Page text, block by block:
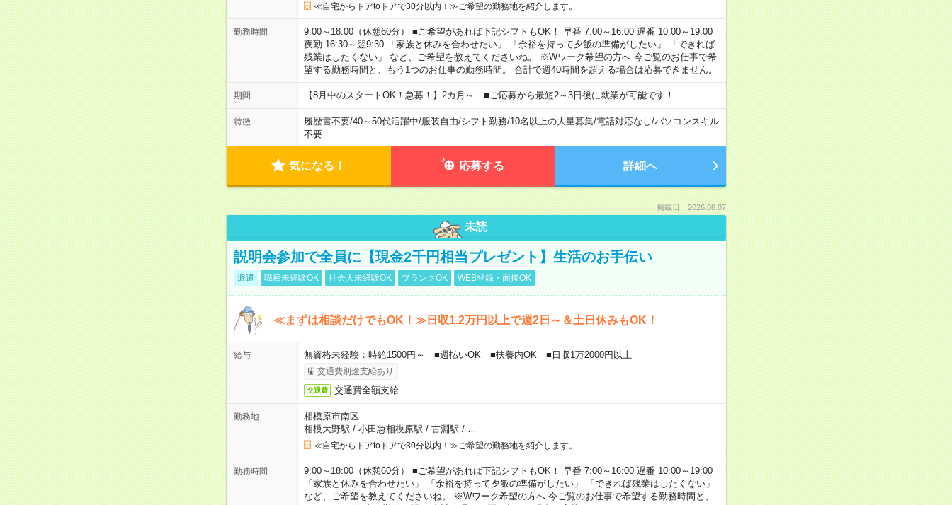
≪自宅からドアtoドアで30分以内！≫ご希望の勤務地を紹介します。
勤務時間
9:00～18:00（休憩60分） ■ご希望があれば下記シフトもOK！ 早番 7:00～16:00 遅番 10:00～19:00
夜勤 16:30～翌9:30 「家族と休みを合わせたい」 「余裕を持って夕飯の準備がしたい」 「できれば
残業はしたくない」 など、ご希望を教えてくださいね。 ※Wワーク希望の方へ 今ご覧のお仕事で希
望する勤務時間と、もう1つのお仕事の勤務時間。 合計で週40時間を超える場合は応募できません。
期間 【8月中のスタートOK！急募！】2カ月～ ■ご応募から最短2～3日後に就業が可能です！
特徴 履歴書不要/40～50代活躍中/服装自由/シフト勤務/10名以上の大量募集/電話対応なし/パソコンスキル
不要
気になる！ 応募する 詳細へ
掲載日：2026.08.07
未読
説明会参加で全員に【現金2千円相当プレゼント】生活のお手伝い
派遣 職種未経験OK 社会人未経験OK ブランクOK WEB登録・面接OK
≪まずは相談だけでもOK！≫日収1.2万円以上で週2日～＆土日休みもOK！
給与 無資格未経験：時給1500円～ ■週払いOK ■扶養内OK ■日収1万2000円以上
交通費別途支給あり
交通費 交通費全額支給
勤務地
相模原市南区
相模大野駅 / 小田急相模原駅 / 古淵駅 /
≪自宅からドアtoドアで30分以内！≫ご希望の勤務地を紹介します。
勤務時間
9:00～18:00（休憩60分） ■ご希望があれば下記シフトもOK！ 早番 7:00～16:00 遅番 10:00～19:00
「家族と休みを合わせたい」 「余裕を持って夕飯の準備がしたい」 「できれば残業はしたくない」
など、ご希望を教えてくださいね。 ※Wワーク希望の方へ 今ご覧のお仕事で希望する勤務時間と、